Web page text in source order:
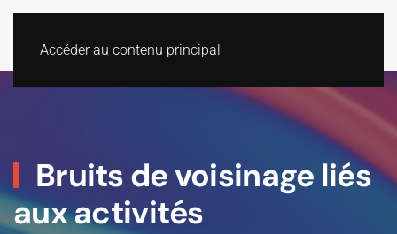
Accéder au contenu principal
Bruits de voisinage liés
aux activités